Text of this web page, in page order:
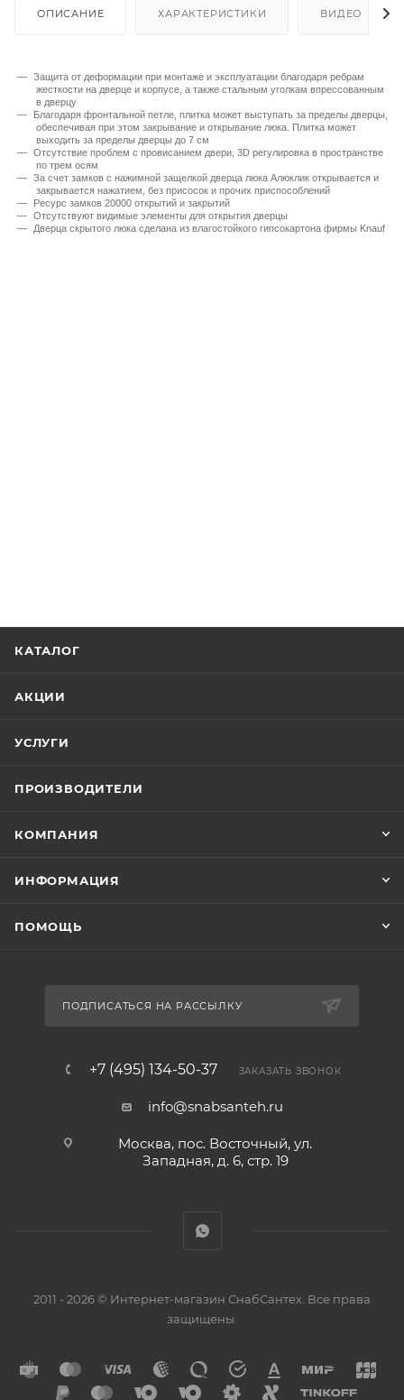
ОПИСАНИЕ ХАРАКТЕРИСТИКИ ВИДЕО
Защита от деформации при монтаже и эксплуатации благодаря ребрам
жесткости на дверце и корпусе, а также стальным уголкам впрессованным
в дверцу
Благодаря фронтальной петле, плитка может выступать за пределы дверцы,
обеспечивая при этом закрывание и открывание люка. Плитка может
выходить за пределы дверцы до 7 см
Отсутствие проблем с провисанием двери, 3D регулировка в пространстве
по трем осям
За счет замков с нажимной защелкой дверца люка Алюклик открывается и
закрывается нажатием, без присосок и прочих приспособлений
Ресурс замков 20000 открытий и закрытий
Отсутствуют видимые элементы для открытия дверцы
Дверца скрытого люка сделана из влагостойкого гипсокартона фирмы Knauf
КАТАЛОГ
АКЦИИ
УСЛУГИ
ПРОИЗВОДИТЕЛИ
КОМПАНИЯ
ИНФОРМАЦИЯ
ПОМОЩЬ
ПОДПИСАТЬСЯ НА РАССЫЛКУ
+7 (495) 134-50-37 ЗАКАЗАТЬ ЗВОНОК
info@snabsanteh.ru
Москва, пос. Восточный, ул.
Западная, д. 6, стр. 19
2011 - 2026 © Интернет-магазин СнабСантех. Все права
защищены.